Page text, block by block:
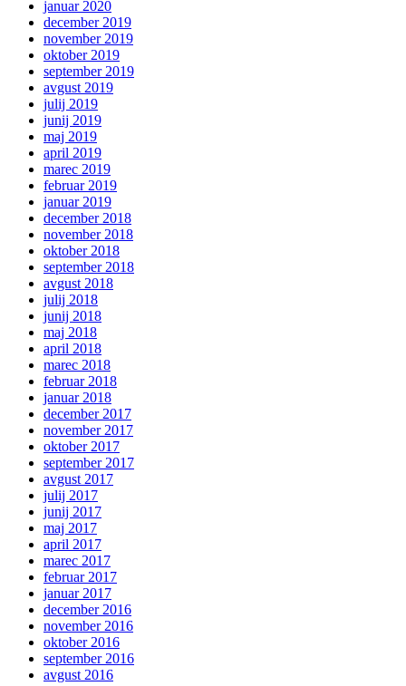
januar 2020
december 2019
november 2019
oktober 2019
september 2019
avgust 2019
julij 2019
junij 2019
maj 2019
april 2019
marec 2019
februar 2019
januar 2019
december 2018
november 2018
oktober 2018
september 2018
avgust 2018
julij 2018
junij 2018
maj 2018
april 2018
marec 2018
februar 2018
januar 2018
december 2017
november 2017
oktober 2017
september 2017
avgust 2017
julij 2017
junij 2017
maj 2017
april 2017
marec 2017
februar 2017
januar 2017
december 2016
november 2016
oktober 2016
september 2016
avgust 2016